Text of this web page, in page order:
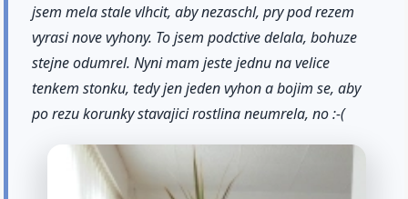
jsem mela stale vlhcit, aby nezaschl, pry pod rezem
vyrasi nove vyhony. To jsem podctive delala, bohuze
stejne odumrel. Nyni mam jeste jednu na velice
tenkem stonku, tedy jen jeden vyhon a bojim se, aby
po rezu korunky stavajici rostlina neumrela, no :-(